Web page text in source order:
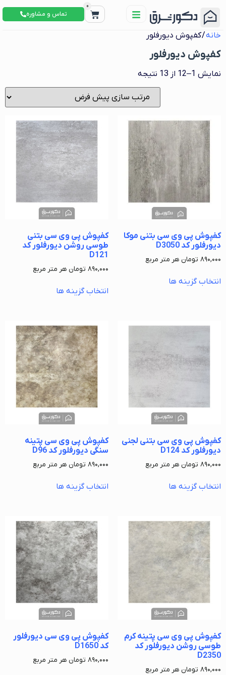
0
تماس و مشاوره
خانه/ کفپوش دیورفلور
کفپوش دیورفلور
نمایش 1–12 از 13 نتیجه
کفپوش پی وی سی بتنی موکا
دیورفلور کد D3050
۸۹۰,۰۰۰ تومان هر متر مربع
انتخاب گزینه ها
کفپوش پی وی سی بتنی
طوسی روشن دیورفلور کد
D121
۸۹۰,۰۰۰ تومان هر متر مربع
انتخاب گزینه ها
کفپوش پی وی سی بتنی لجنی
دیورفلور کد D124
۸۹۰,۰۰۰ تومان هر متر مربع
انتخاب گزینه ها
کفپوش پی وی سی پتینه
سنگی دیورفلور کد D96
۸۹۰,۰۰۰ تومان هر متر مربع
انتخاب گزینه ها
کفپوش پی وی سی پتینه کرم
طوسی روشن دیورفلور کد
D2350
۸۹۰,۰۰۰ تومان هر متر مربع
کفپوش پی وی سی دیورفلور
کد D1650
۸۹۰,۰۰۰ تومان هر متر مربع